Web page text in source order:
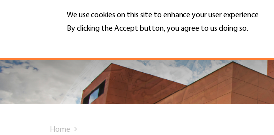
We use cookies on this site to enhance your user experience
By clicking the Accept button, you agree to us doing so.
Hauptnavigation
PORTRAIT
DIENSTLEISTUNGEN
MENU
Home